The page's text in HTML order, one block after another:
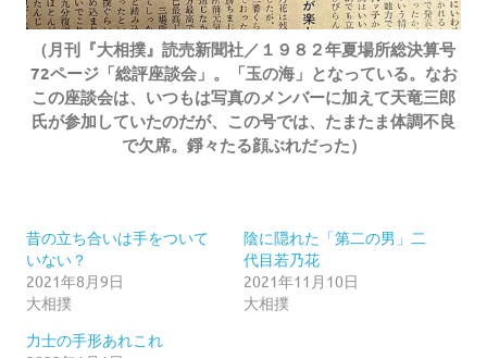
（月刊『大相撲』読売新聞社／１９８２年夏場所総決算号
72ページ「総評座談会」。「玉の海」となっている。なお
この座談会は、いつもは写真のメンバーに加えて天竜三郎
氏が参加していたのだが、この号では、たまたま体調不良
で欠席。錚々たる顔ぶれだった）
昔の立ち合いは手をついて
いない？
2021年8月9日
大相撲
陰に隠れた「第二の男」二
代目若乃花
2021年11月10日
大相撲
力士の手形あれこれ